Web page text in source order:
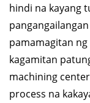
hindi na kayang
pamamagitan
kagamitan
machining
process na